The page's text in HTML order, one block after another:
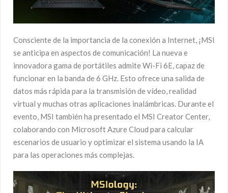
Consciente de la importancia de la conexión a Internet, ¡MSI
se anticipa en aspectos de comunicación! La nueva e
innovadora gama de portátiles admite Wi-Fi 6E, capaz de
funcionar en la banda de 6 GHz. Esto ofrece una salida de
datos más rápida para la transmisión de vídeo, realidad
virtual y muchas otras aplicaciones inalámbricas. Durante el
evento, MSI también ha presentado el MSI Creator Center,
colaborando con Microsoft Azure Cloud para calcular
escenarios de usuario y optimizar el sistema usando la IA
para las operaciones más complejas.